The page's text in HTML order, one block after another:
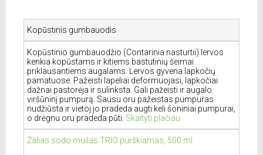
Kopūstinis gumbauodis
Kopūstinio gumbauodžio (Contarinia nasturtii) lervos
kenkia kopūstams ir kitiems bastutinių šeimai
priklausantiems augalams. Lervos gyvena lapkočių
pamatuose. Pažeisti lapeliai deformuojasi, lapkočiai
dažnai pastorėja ir sulinksta. Gali pažeisti ir augalo
viršūninį pumpurą. Sausu oru pažeistas pumpuras
nudžiūsta ir vietoj jo pradeda augti keli šoniniai pumpurai,
o drėgnu oru pradeda pūti. Skaityti plačiau
Žalias sodo muilas TRIO purškiamas, 500 ml